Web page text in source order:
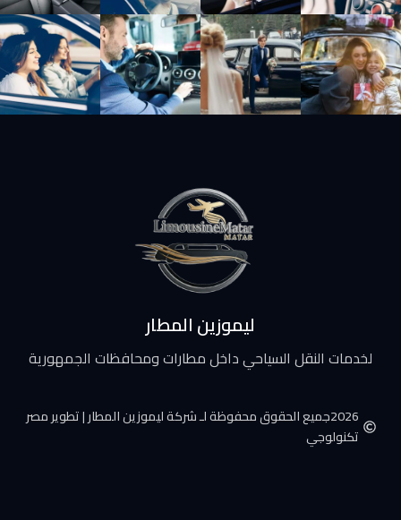
ليموزين المطار
لخدمات النقل السياحي داخل مطارات ومحافظات الجمهورية
2026جميع الحقوق محفوظة لـ شركة ليموزين المطار | تطوير مصر
تكنولوجي